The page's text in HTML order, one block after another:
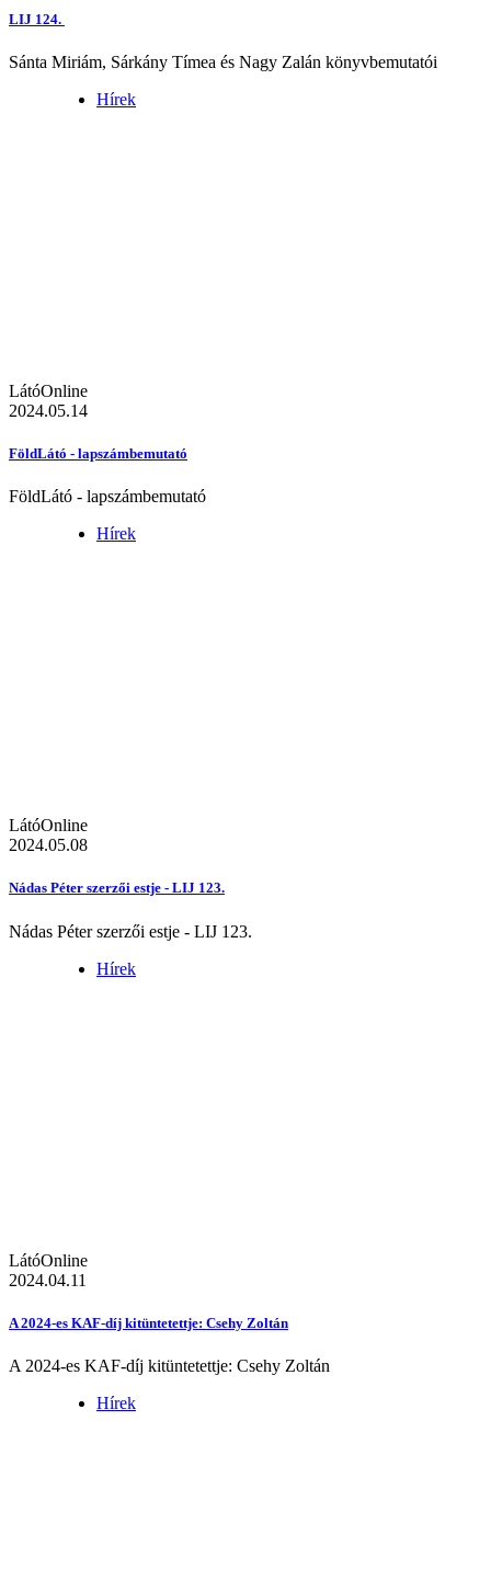
LIJ 124.
Sánta Miriám, Sárkány Tímea és Nagy Zalán könyvbemutatói
Hírek
LátóOnline
2024.05.14
FöldLátó - lapszámbemutató
FöldLátó - lapszámbemutató
Hírek
LátóOnline
2024.05.08
Nádas Péter szerzői estje - LIJ 123.
Nádas Péter szerzői estje - LIJ 123.
Hírek
LátóOnline
2024.04.11
A 2024-es KAF-díj kitüntetettje: Csehy Zoltán
A 2024-es KAF-díj kitüntetettje: Csehy Zoltán
Hírek